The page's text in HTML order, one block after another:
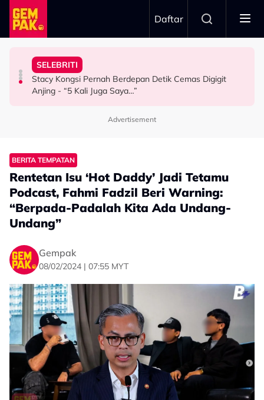
Skip to main content
Daftar
HIBURAN
Bawa Anak Ke Klinik, Syasya Rizal Terkejut Dikenali
Doktor
HIBURAN
“Dah Boleh Dapat Job Bersama Lepas Ini” – Abby Abadi
Doa Terbaik Buat Marissa, Munir
ANTARABANGSA
Pengantin Penat Sampai Tertidur Atas Pelamin
SELEBRITI
Stacy Kongsi Pernah Berdepan Detik Cemas Digigit
Anjing - “5 Kali Juga Saya…”
Advertisement
BERITA TEMPATAN
Rentetan Isu ‘Hot Daddy’ Jadi Tetamu
Podcast, Fahmi Fadzil Beri Warning:
“Berpada-Padalah Kita Ada Undang-
Undang”
Gempak
08/02/2024 | 07:55 MYT